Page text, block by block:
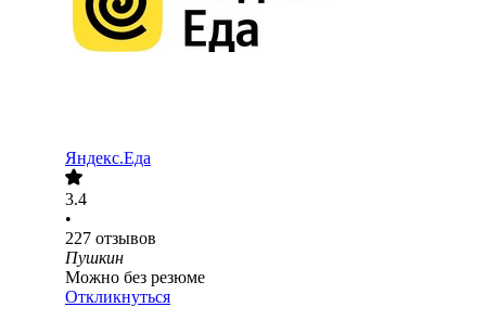
Яндекс.Еда
3.4
•
227 отзывов
Пушкин
Можно без резюме
Откликнуться